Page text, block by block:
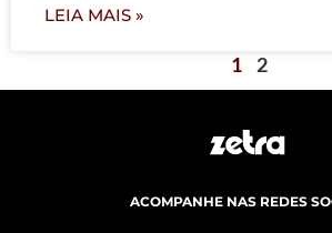
LEIA MAIS »
1 2
ACOMPANHE NAS REDES